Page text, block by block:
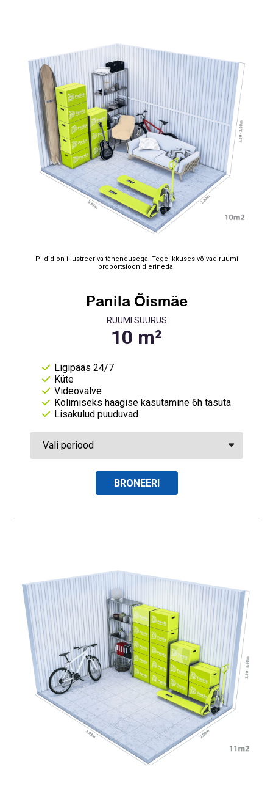
Pildid on illustreeriva tähendusega. Tegelikkuses võivad ruumi
proportsioonid erineda.
Panila Õismäe
RUUMI SUURUS
Ligipääs 24/7
Küte
Videovalve
Kolimiseks haagise kasutamine 6h tasuta
Lisakulud puuduvad
BRONEERI